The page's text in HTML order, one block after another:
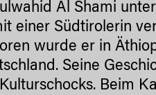
Al Shami
einer Südtirolerin
wurde er in
Seine
Beim